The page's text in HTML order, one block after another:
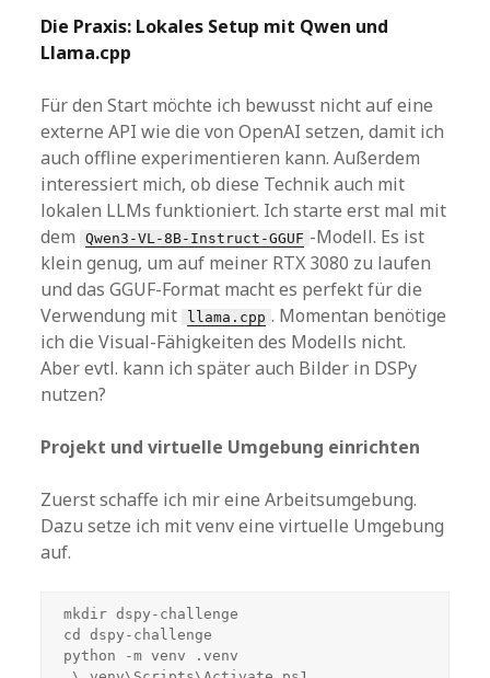
Die Praxis: Lokales Setup mit Qwen und
Llama.cpp
Für den Start möchte ich bewusst nicht auf eine
externe API wie die von OpenAI setzen, damit ich
auch offline experimentieren kann. Außerdem
interessiert mich, ob diese Technik auch mit
lokalen LLMs funktioniert. Ich starte erst mal mit
dem
Qwen3-VL-8B-Instruct-GGUF -Modell. Es ist
klein genug, um auf meiner RTX 3080 zu laufen
und das GGUF-Format macht es perfekt für die
Verwendung mit
llama.cpp . Momentan benötige
ich die Visual-Fähigkeiten des Modells nicht.
Aber evtl. kann ich später auch Bilder in DSPy
nutzen?
Projekt und virtuelle Umgebung einrichten
Zuerst schaffe ich mir eine Arbeitsumgebung.
Dazu setze ich mit venv eine virtuelle Umgebung
auf.
mkdir dspy-challenge
cd dspy-challenge
python -m venv .venv